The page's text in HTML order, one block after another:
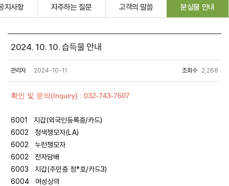
지사항 자주하는 질문 고객의 말씀 분실물 안내
2024. 10. 10. 습득물 안내
관리자 2024-10-11 조회수 2,268
확인 및 문의(Inquiry) : 032-743-7607
6001 지갑(외국인등록증/카드)
6002 청색챙모자(LA)
6002 누런챙모자
6002 전자담배
6003 지갑(주민증 정*호/카드3)
6004 여성상의